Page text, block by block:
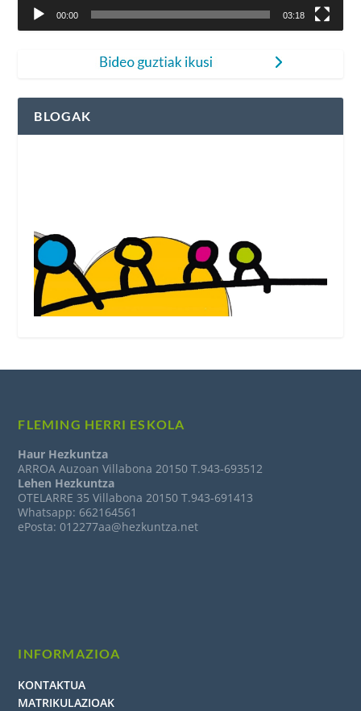
00:00 03:18
BLOGAK
FLEMING HERRI ESKOLA
Haur Hezkuntza
ARROA Auzoan Villabona 20150 T.943-693512
Lehen Hezkuntza
OTELARRE 35 Villabona 20150 T.943-691413
Whatsapp: 662164561
ePosta: 012277aa@hezkuntza.net
INFORMAZIOA
KONTAKTUA
MATRIKULAZIOAK